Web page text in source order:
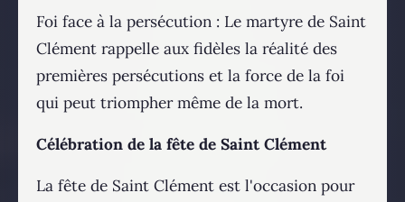
Foi face à la persécution : Le martyre de Saint
Clément rappelle aux fidèles la réalité des
premières persécutions et la force de la foi
qui peut triompher même de la mort.
Célébration de la fête de Saint Clément
La fête de Saint Clément est l'occasion pour